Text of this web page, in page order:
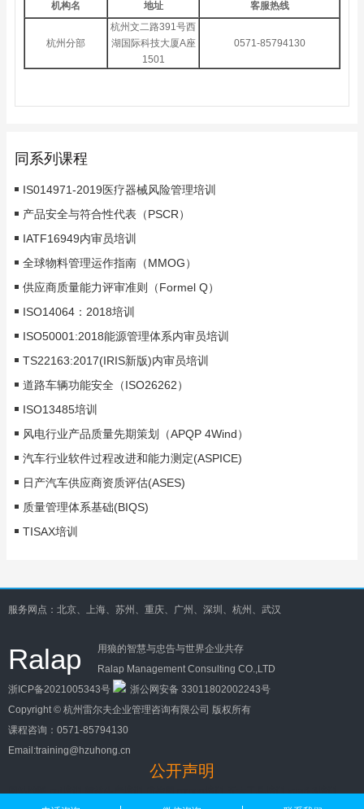
机构名 地址 客服热线
杭州分部
杭州文二路391号西
湖国际科技大厦A座
1501
0571-85794130
同系列课程
IS014971-2019医疗器械风险管理培训
产品安全与符合性代表（PSCR）
IATF16949内审员培训
全球物料管理运作指南（MMOG）
供应商质量能力评审准则（Formel Q）
ISO14064：2018培训
ISO50001:2018能源管理体系内审员培训
TS22163:2017(IRIS新版)内审员培训
道路车辆功能安全（ISO26262）
ISO13485培训
风电行业产品质量先期策划（APQP 4Wind）
汽车行业软件过程改进和能力测定(ASPICE)
日产汽车供应商资质评估(ASES)
质量管理体系基础(BIQS)
TISAX培训
服务网点：北京、上海、苏州、重庆、广州、深圳、杭州、武汉
Ralap
用狼的智慧与忠告与世界企业共存
Ralap Management Consulting CO.,LTD
浙ICP备2021005343号
浙公网安备 33011802002243号
Copyright © 杭州雷尔夫企业管理咨询有限公司 版权所有
课程咨询： 0571-85794130
Email:training@hzuhong.cn
公开声明
网站地图 cqi培训 精益生产培训 质控网 mmog培训 五大工具培训 vda6.3培训